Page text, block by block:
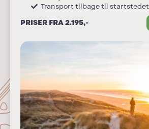
Transport tilbage til startstedet
PRISER FRA 2.195,-